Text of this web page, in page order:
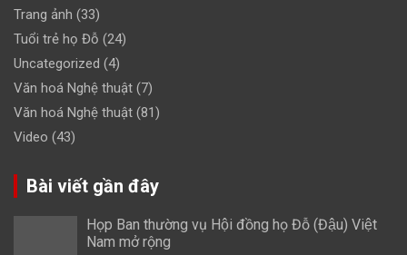
Trang ảnh (33)
Tuổi trẻ họ Đỗ (24)
Uncategorized (4)
Văn hoá Nghệ thuật (7)
Văn hoá Nghệ thuật (81)
Video (43)
Bài viết gần đây
Họp Ban thường vụ Hội đồng họ Đỗ (Đậu) Việt
Nam mở rộng